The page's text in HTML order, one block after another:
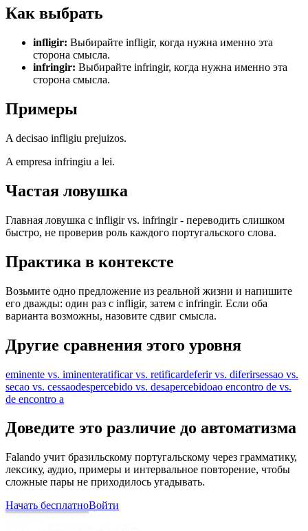
Как выбрать
infligir: Выбирайте infligir, когда нужна именно эта
сторона смысла.
infringir: Выбирайте infringir, когда нужна именно эта
сторона смысла.
Примеры
A decisao infligiu prejuizos.
A empresa infringiu a lei.
Частая ловушка
Главная ловушка с infligir vs. infringir - переводить слишком
быстро, не проверив роль каждого португальского слова.
Практика в контексте
Возьмите одно предложение из реальной жизни и напишите
его дважды: один раз с infligir, затем с infringir. Если оба
варианта возможны, назовите сдвиг смысла.
Другие сравнения этого уровня
eminente vs. iminenteratificar vs. retificardeferir vs. diferirsessao vs.
secao vs. cessaodespercebido vs. desapercebidoao encontro de vs.
de encontro a
Доведите это различие до автоматизма
Falando учит бразильскому португальскому через грамматику,
лексику, аудио, примеры и интервальное повторение, чтобы
сложные пары не приходилось угадывать.
Начать бесплатноВойти